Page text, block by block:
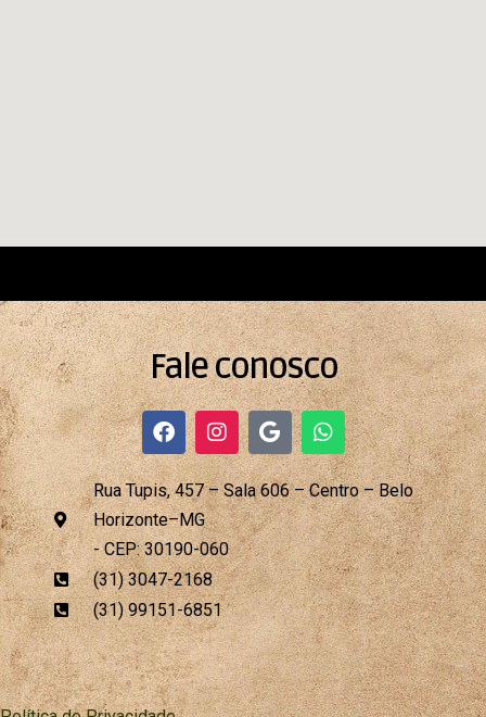
Fale conosco
F
a
c
e
b
o
o
k
I
n
s
t
a
g
r
a
m
G
o
o
g
l
e
W
h
a
t
s
a
p
p
Rua Tupis, 457 – Sala 606 – Centro – Belo
Horizonte–MG
- CEP: 30190-060
(31) 3047-2168
(31) 99151-6851